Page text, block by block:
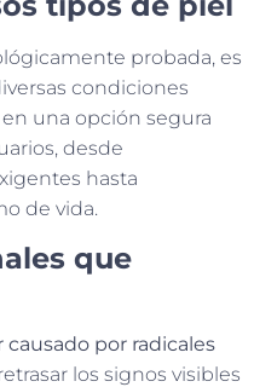
probada, es
condiciones
una opción segura
desde
hasta
de vida.
que
por radicales
los signos visibles